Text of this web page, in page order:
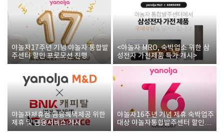
야놀자17주년 기념 야놀자 통합발
주센터 할인 프로모션 진행
<야놀자 MRO, 숙박업소 위한 삼
성전자 가전제품 특가 개시>
야놀자제휴점 금융혜택제공 위한
제휴 및 금융서비스 게시
야놀자16주년 기념 제휴 숙박업주
대상 야놀자통합발주센터 할인쿠
폰 증정